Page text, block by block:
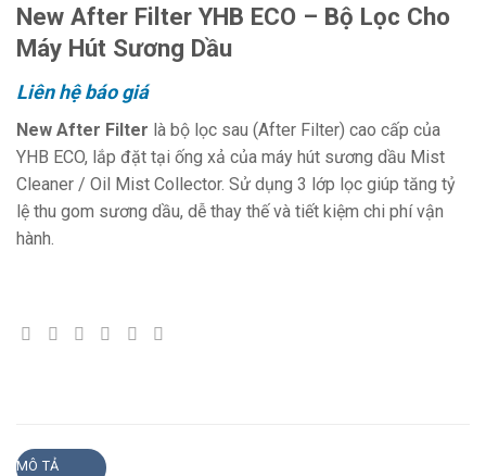
New After Filter YHB ECO – Bộ Lọc Cho
Máy Hút Sương Dầu
Liên hệ báo giá
New After Filter là bộ lọc sau (After Filter) cao cấp của
YHB ECO, lắp đặt tại ống xả của máy hút sương dầu Mist
Cleaner / Oil Mist Collector. Sử dụng 3 lớp lọc giúp tăng tỷ
lệ thu gom sương dầu, dễ thay thế và tiết kiệm chi phí vận
hành.
MÔ TẢ